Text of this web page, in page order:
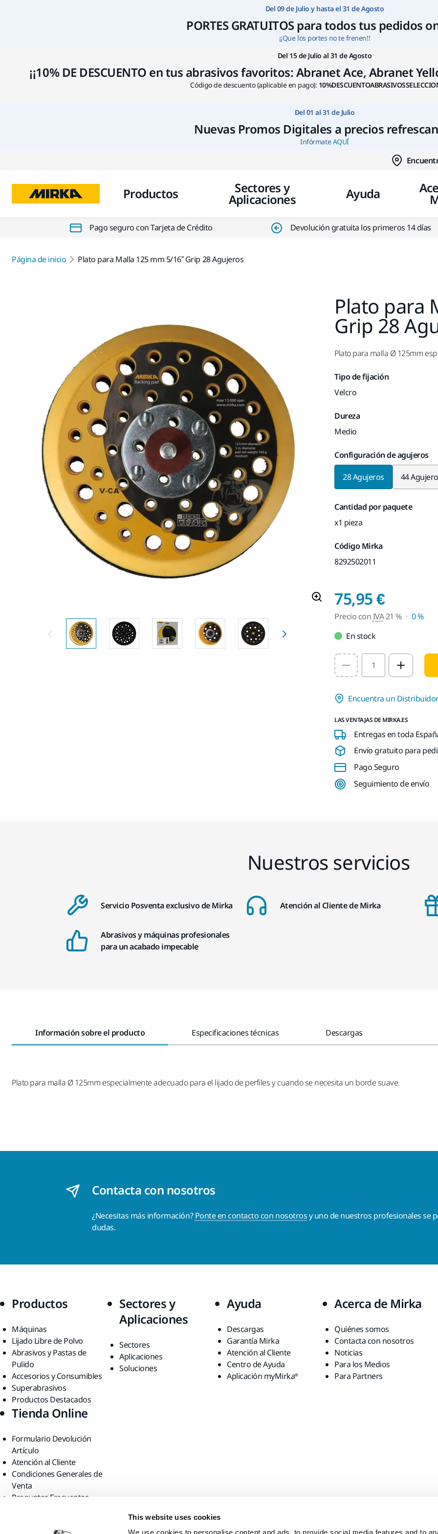
This website uses cookies
We use cookies to personalise content and ads, to provide social media features and to
Ir a contenido
Del 09 de Julio y hasta el 31 de Agosto
PORTES GRATUITOS para todos tus pedidos
¡¡Que los portes no te frenen!!
Del 15 de Julio al 31 de Agosto
¡¡10% DE DESCUENTO en tus abrasivos favoritos: Abranet Ace, Abranet
Código de descuento (aplicable en pago):
Del 01 al 31 de Julio
Nuevas Promos Digitales a precios
InfórmateAQUÍ
Productos Sectores y
Aplicaciones Ayuda
Pago seguro con Tarjeta de Crédito Devolución gratuita los primeros 14 días
Página de inicio Plato para Malla 125 mm 5/16” Grip 28 Agujeros
Plato para
Grip 28
Plato para malla Ø 125mm
Tipo de fijación
Velcro
Dureza
Medio
Configuración de agujeros
28 Agujeros 44
Cantidad por paquete
x1 pieza
Código Mirka
8292502011
75,95 €Precio
Precio conIVA21 %
0 %
En stock
Select quantity value
Encuentra un
LAS VENTAJAS DE MIRKA.ES
Entregas en toda
Envío gratuito para
Pago Seguro
Seguimiento de envío
Nuestros servicios
Servicio Posventa exclusivo de Mirka Atención al Cliente de Mirka
Abrasivos y máquinas profesionales
para un acabado impecable
Información sobre el producto Especificaciones técnicas Descargas
Plato para malla Ø 125mm especialmente adecuado para el lijado de perfiles y cuando se necesita un borde suave.
Contacta con nosotros
¿Necesitas más información?Ponte en contacto con nosotrosy uno de nuestros profesionales se
dudas.
Productos
Máquinas
Lijado Libre de Polvo
Abrasivos y Pastas de
Pulido
Accesorios y Consumibles
Superabrasivos
Productos Destacados
Sectores y
Aplicaciones
Sectores
Aplicaciones
Soluciones
Ayuda
Descargas
Garantía Mirka
Atención al Cliente
Centro de Ayuda
Aplicación myMirka®
Acerca de Mirka
Quiénes somos
Contacta con nosotros
Noticias
Para los Medios
Para Partners
Tienda Online
Formulario Devolución
Artículo
Atención al Cliente
Condiciones Generales de
Venta
Preguntas Frecuentes